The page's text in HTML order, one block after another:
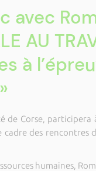
avec
AU
à
de Corse, participera
des rencontres
humaines,